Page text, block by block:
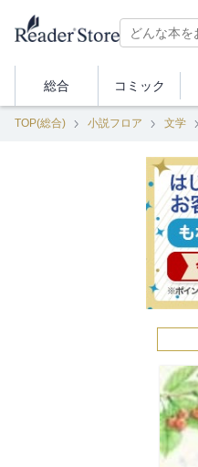
総合 コミック
TOP(総合) 小説フロア 文学